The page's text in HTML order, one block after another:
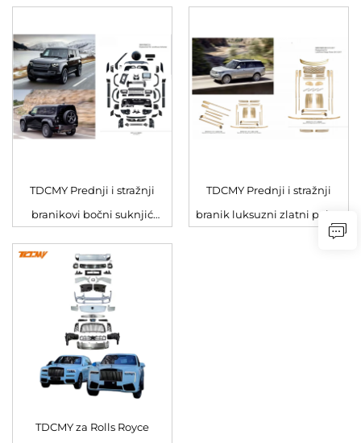
Crni komplet za Land Rover
TDCMY Prednji i stražnji
branikovi bočni suknjić
Nadogradnja Defender 007
Crni komplet za Land Rover
TDCMY Prednji i stražnji
branik luksuzni zlatni paket
pogodan za Land Rover-
TDCMY za Rolls Royce